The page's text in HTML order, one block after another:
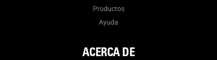
Productos
Ayuda
ACERCA DE